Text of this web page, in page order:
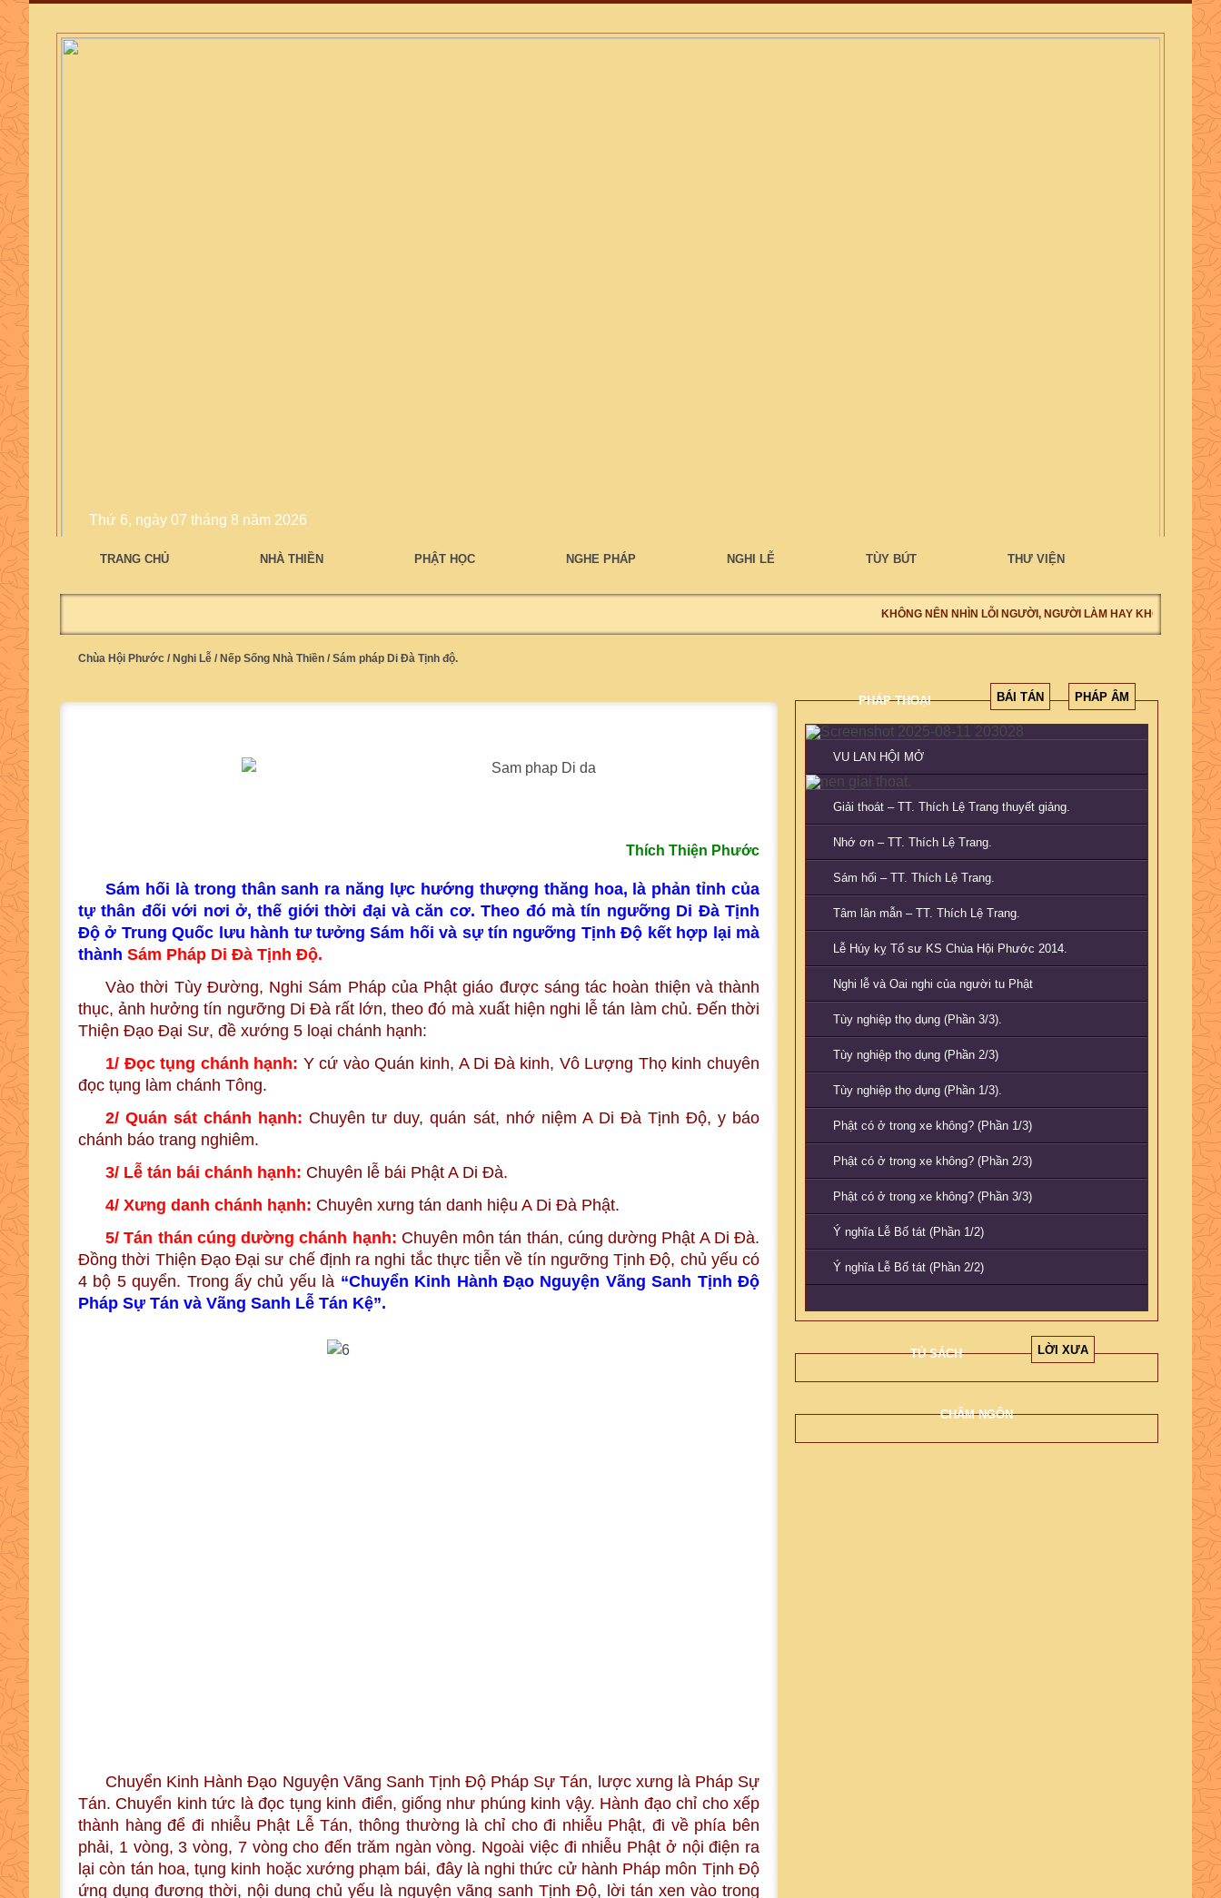
Thứ 6, ngày 07 tháng 8 năm 2026
TRANG CHỦ NHÀ THIỀN PHẬT HỌC NGHE PHÁP NGHI LỄ TÙY BÚT THƯ VIỆN
KHÔNG NÊN NHÌN LỖI NGƯỜI, NGƯỜI LÀM HAY KHÔNG LÀM,
Chùa Hội Phước / Nghi Lễ / Nếp Sống Nhà Thiền / Sám pháp Di Đà Tịnh độ.
Thích Thiện Phước
Sám hối là trong thân sanh ra năng lực hướng thượng thăng hoa, là phản tỉnh của
tự thân đối với nơi ở, thế giới thời đại và căn cơ. Theo đó mà tín ngưỡng Di Đà Tịnh
Độ ở Trung Quốc lưu hành tư tưởng Sám hối và sự tín ngưỡng Tịnh Độ kết hợp lại mà
thành Sám Pháp Di Đà Tịnh Độ.
Vào thời Tùy Đường, Nghi Sám Pháp của Phật giáo được sáng tác hoàn thiện và thành
thục, ảnh hưởng tín ngưỡng Di Đà rất lớn, theo đó mà xuất hiện nghi lễ tán làm chủ. Đến thời
Thiện Đạo Đại Sư, đề xướng 5 loại chánh hạnh:
1/ Đọc tụng chánh hạnh: Y cứ vào Quán kinh, A Di Đà kinh, Vô Lượng Thọ kinh chuyên
đọc tụng làm chánh Tông.
2/ Quán sát chánh hạnh: Chuyên tư duy, quán sát, nhớ niệm A Di Đà Tịnh Độ, y báo
chánh báo trang nghiêm.
3/ Lễ tán bái chánh hạnh: Chuyên lễ bái Phật A Di Đà.
4/ Xưng danh chánh hạnh: Chuyên xưng tán danh hiệu A Di Đà Phật.
5/ Tán thán cúng dường chánh hạnh: Chuyên môn tán thán, cúng dường Phật A Di Đà.
Đồng thời Thiện Đạo Đại sư chế định ra nghi tắc thực tiễn về tín ngưỡng Tịnh Độ, chủ yếu có
4 bộ 5 quyển. Trong ấy chủ yếu là “Chuyển Kinh Hành Đạo Nguyện Vãng Sanh Tịnh Độ
Pháp Sự Tán và Vãng Sanh Lễ Tán Kệ”.
Chuyển Kinh Hành Đạo Nguyện Vãng Sanh Tịnh Độ Pháp Sự Tán, lược xưng là Pháp Sự
Tán. Chuyển kinh tức là đọc tụng kinh điển, giống như phúng kinh vậy. Hành đạo chỉ cho xếp
thành hàng để đi nhiễu Phật Lễ Tán, thông thường là chỉ cho đi nhiễu Phật, đi về phía bên
phải, 1 vòng, 3 vòng, 7 vòng cho đến trăm ngàn vòng. Ngoài việc đi nhiễu Phật ở nội điện ra
lại còn tán hoa, tụng kinh hoặc xướng phạm bái, đây là nghi thức cử hành Pháp môn Tịnh Độ
ứng dụng đương thời, nội dung chủ yếu là nguyện vãng sanh Tịnh Độ, lời tán xen vào trong
PHÁP THOẠI BÁI TÁN PHÁP ÂM
VU LAN HỘI MỞ
Giải thoát – TT. Thích Lệ Trang thuyết giảng.
Nhớ ơn – TT. Thích Lệ Trang.
Sám hối – TT. Thích Lệ Trang.
Tâm lân mẫn – TT. Thích Lệ Trang.
Lễ Húy kỵ Tổ sư KS Chùa Hội Phước 2014.
Nghi lễ và Oai nghi của người tu Phật
Tùy nghiệp thọ dụng (Phần 3/3).
Tùy nghiệp thọ dụng (Phần 2/3)
Tùy nghiệp thọ dụng (Phần 1/3).
Phật có ở trong xe không? (Phần 1/3)
Phật có ở trong xe không? (Phần 2/3)
Phật có ở trong xe không? (Phần 3/3)
Ý nghĩa Lễ Bố tát (Phần 1/2)
Ý nghĩa Lễ Bố tát (Phần 2/2)
TỦ SÁCH LỜI XƯA
CHÂM NGÔN